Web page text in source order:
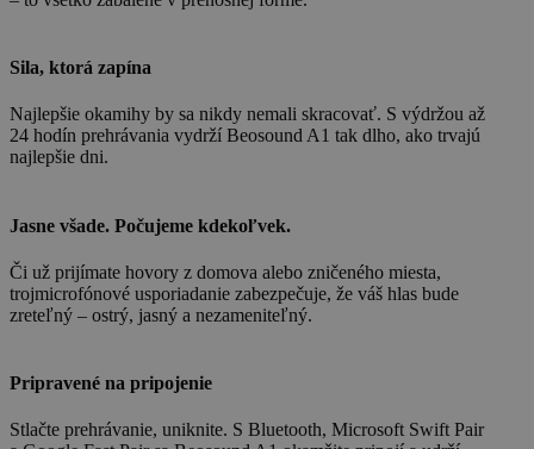
Sila, ktorá zapína
Najlepšie okamihy by sa nikdy nemali skracovať. S výdržou až
24 hodín prehrávania vydrží Beosound A1 tak dlho, ako trvajú
najlepšie dni.
Jasne všade. Počujeme kdekoľvek.
Či už prijímate hovory z domova alebo zničeného miesta,
trojmicrofónové usporiadanie zabezpečuje, že váš hlas bude
zreteľný – ostrý, jasný a nezameniteľný.
Pripravené na pripojenie
Stlačte prehrávanie, uniknite. S Bluetooth, Microsoft Swift Pair